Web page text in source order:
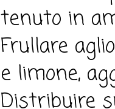
tenuto in
Frullare
e limone,
Distribuire